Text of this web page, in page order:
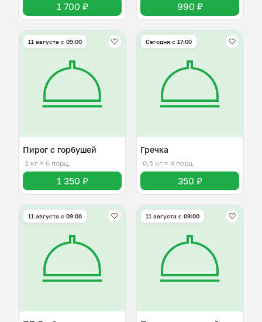
1 700 ₽ 990 ₽
11 августа с 09:00
Пирог с горбушей
1 кг ≈ 6 порц.
1 350 ₽
Сегодня с 17:00
Гречка
0,5 кг ≈ 4 порц.
350 ₽
11 августа с 09:00 11 августа с 09:00